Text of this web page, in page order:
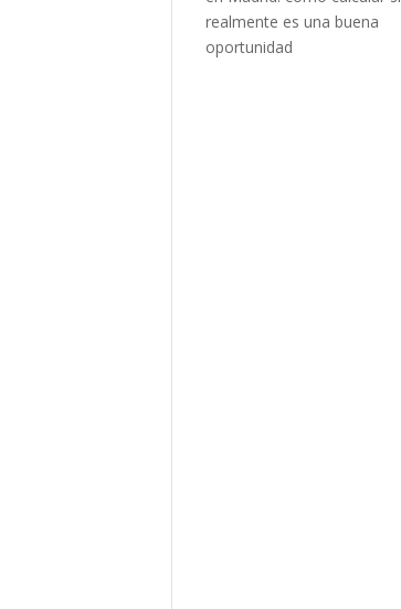
realmente es una buena
oportunidad